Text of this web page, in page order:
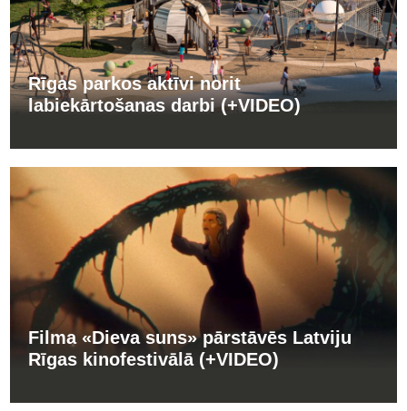
Rīgas parkos aktīvi norit
labiekārtošanas darbi (+VIDEO)
Filma «Dieva suns» pārstāvēs Latviju
Rīgas kinofestivālā (+VIDEO)